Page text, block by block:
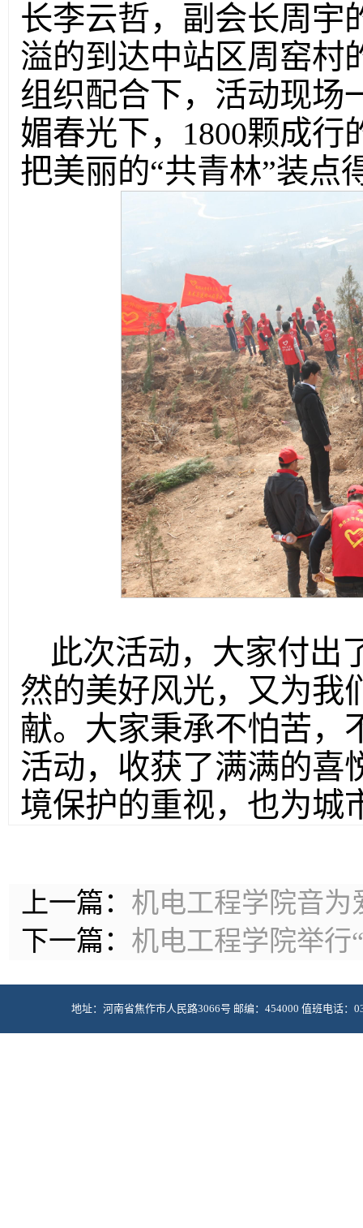
长李云哲，副会长周宇
溢的到达中站区周窑村
组织配合下，活动现场
媚春光下，1800颗成
把美丽的“共青林”装点
此次活动，大家付出
然的美好风光，又为我
献。大家秉承不怕苦，
活动，收获了满满的喜
境保护的重视，也为城
上一篇： 机电工程学院音为
下一篇： 机电工程学院举行
地址：河南省焦作市人民路3066号 邮编：454000 值班电话：